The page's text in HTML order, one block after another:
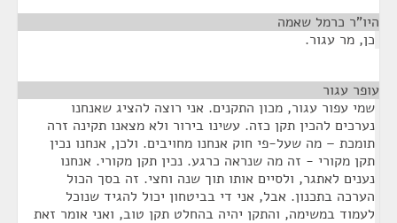
היו"ר כרמל שאמה
כן, מר עגור.
עופר עגור
שמי עפור עגור, מכון התקנים. אני רוצה להציג שאנחנו
נערכים להכין תקן כזה. עשינו בירור ולא מצאנו תקינה זרה
תומכת – מה שעל-פי חוק אנחנו מחויבים. ולכן, אנחנו נכין
תקן מקורי - זה מה שנראה כרגע. נכין תקן מקורי. אנחנו
נענים לאתגר, ולסיים אותו תוך שנה וחצי. זה בסך הכול
הערכה בתכנון. אבל, אני די בביטחון יכול להגיד שנוכל
לעמוד במשימה, והתקן יהיה בהחלט תקן טוב, ואני אומר זאת